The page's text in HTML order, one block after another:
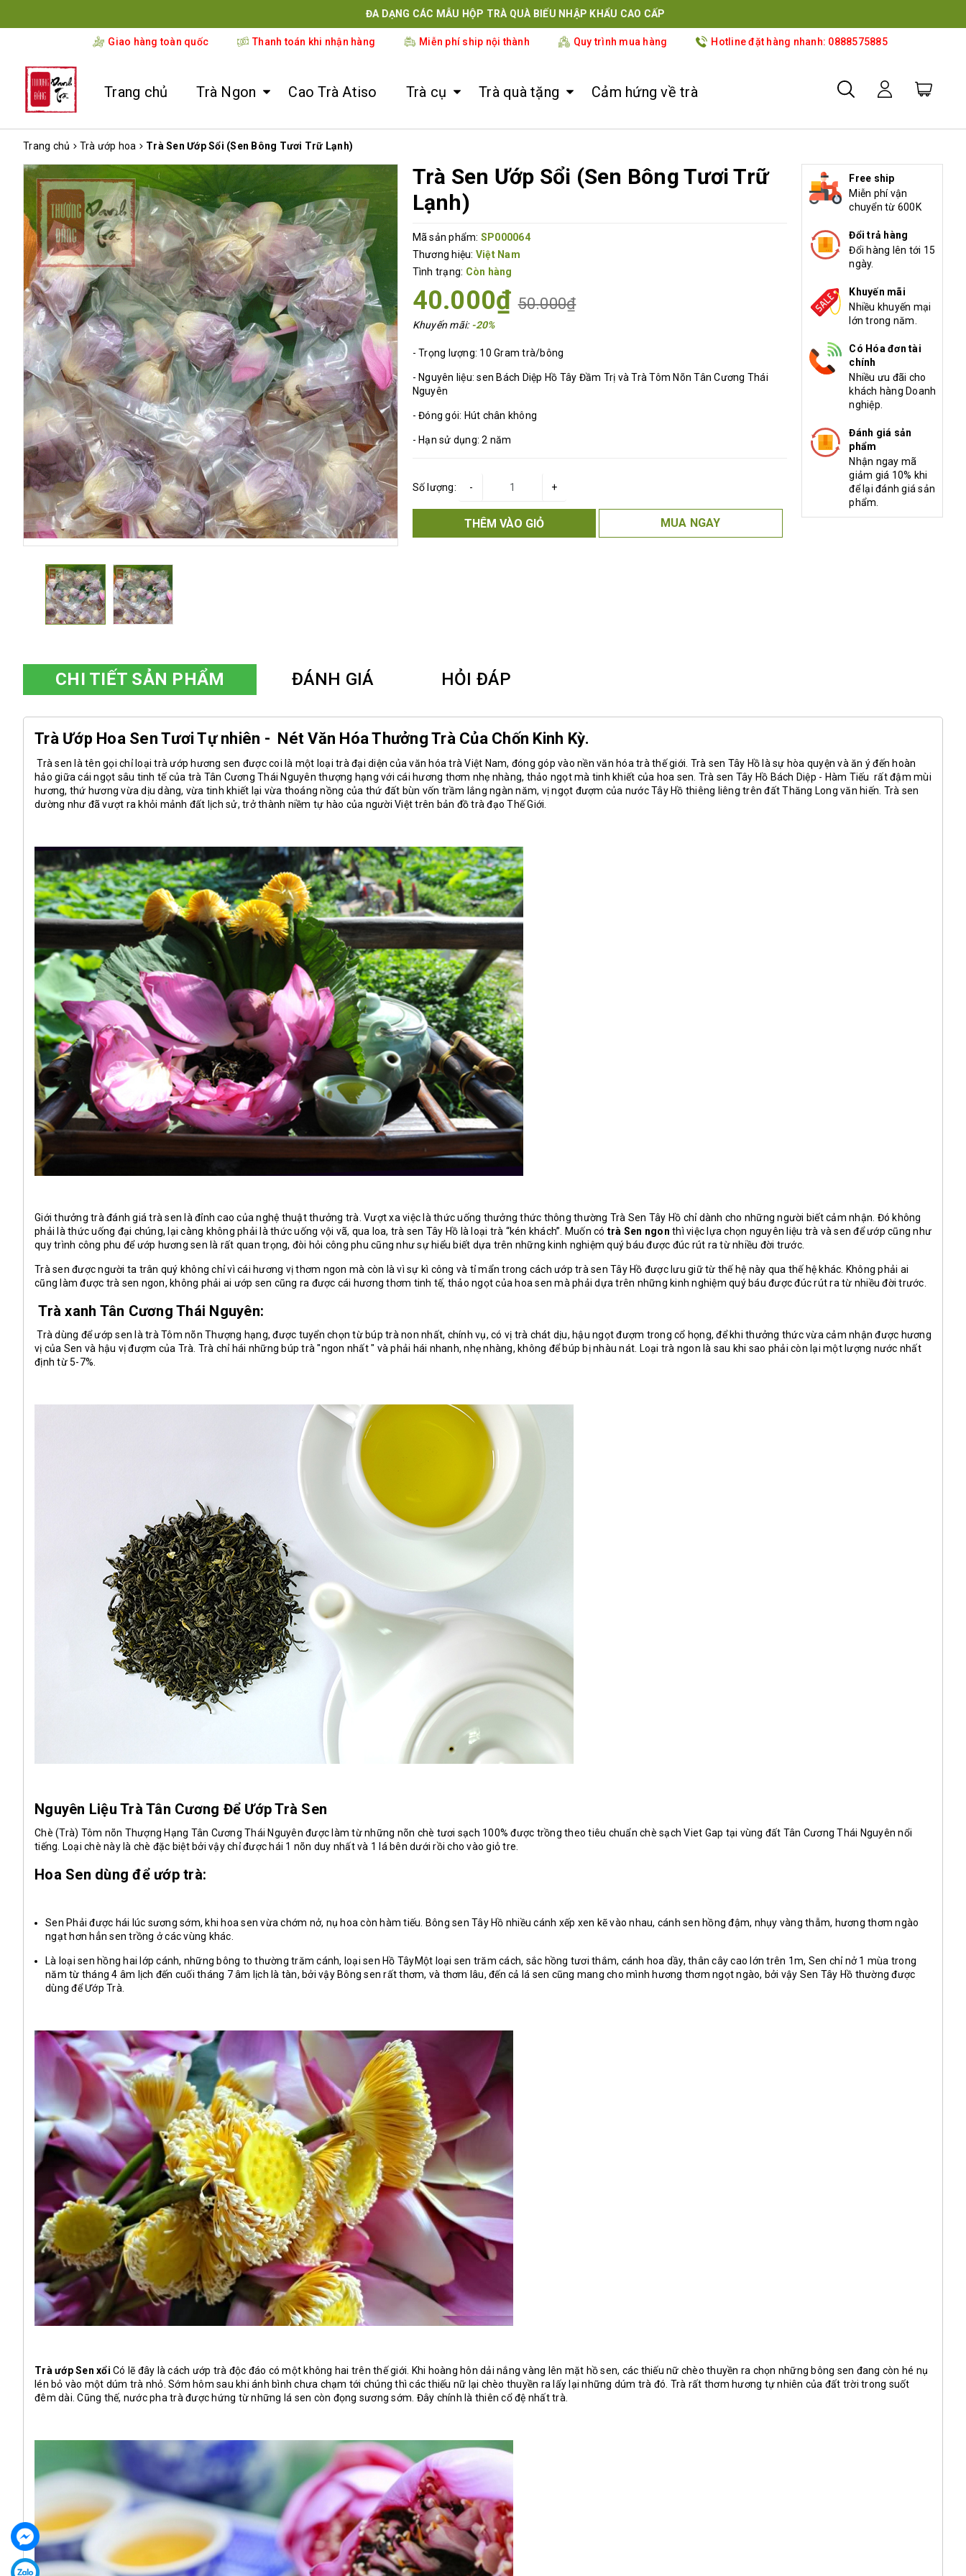
ĐA DẠNG CÁC MẪU HỘP TRÀ QUÀ BIẾU NHẬP KHẨU CAO CẤP
Giao hàng toàn quốc Thanh toán khi nhận hàng Miễn phí ship nội thành Quy trình mua hàng Hotline đặt hàng nhanh: 0888575885
Trang chủ Trà Ngon Cao Trà Atiso Trà cụ Trà quà tặng Cảm hứng về trà
Trang chủ Trà ướp hoa Trà Sen Ướp Sổi (Sen Bông Tươi Trữ Lạnh)
Trà Sen Ướp Sổi (Sen Bông Tươi Trữ
Lạnh)
Mã sản phẩm: SP000064
Thương hiệu: Việt Nam
Tình trạng: Còn hàng
40.000₫ 50.000₫
Khuyến mãi: -20%
- Trọng lượng: 10 Gram trà/bông
- Nguyên liệu: sen Bách Diệp Hồ Tây Đầm Trị và Trà Tôm Nõn Tân Cương Thái
Nguyên
- Đóng gói: Hút chân không
- Hạn sử dụng: 2 năm
Số lượng: +
-
THÊM VÀO GIỎ MUA NGAY
Free ship
Miễn phí vận
chuyển từ 600K
Đổi trả hàng
Đổi hàng lên tới 15
ngày.
Khuyến mãi
Nhiều khuyến mại
lớn trong năm.
Có Hóa đơn tài
chính
Nhiều ưu đãi cho
khách hàng Doanh
nghiệp.
Đánh giá sản
phẩm
Nhận ngay mã
giảm giá 10% khi
để lại đánh giá sản
phẩm.
CHI TIẾT SẢN PHẨM ĐÁNH GIÁ HỎI ĐÁP
Trà Ướp Hoa Sen Tươi Tự nhiên - Nét Văn Hóa Thưởng Trà Của Chốn Kinh Kỳ.
Trà sen là tên gọi chỉ loại trà ướp hương sen được coi là một loại trà đại diện của văn hóa trà Việt Nam, đóng góp vào nền văn hóa trà thế giới. Trà sen Tây Hồ là sự hòa quyện và ăn ý đến hoàn
hảo giữa cái ngọt sâu tinh tế của trà Tân Cương Thái Nguyên thượng hạng với cái hương thơm nhẹ nhàng, thảo ngọt mà tinh khiết của hoa sen. Trà sen Tây Hồ Bách Diệp - Hàm Tiếu rất đậm mùi
hương, thứ hương vừa dịu dàng, vừa tinh khiết lại vừa thoáng nồng của thứ đất bùn vốn trầm lắng ngàn năm, vị ngọt đượm của nước Tây Hồ thiêng liêng trên đất Thăng Long văn hiến. Trà sen
dường như đã vượt ra khỏi mảnh đất lịch sử, trở thành niềm tự hào của người Việt trên bản đồ trà đạo Thế Giới.
Giới thưởng trà đánh giá trà sen là đỉnh cao của nghệ thuật thưởng trà. Vượt xa việc là thức uống thưởng thức thông thường Trà Sen Tây Hồ chỉ dành cho những người biết cảm nhận. Đó không
phải là thức uống đại chúng, lại càng không phải là thức uống vội vã, qua loa, trà sen Tây Hồ là loại trà “kén khách”. Muốn có trà Sen ngon thì việc lựa chọn nguyên liệu trà và sen để ướp cũng như
quy trình công phu để ướp hương sen là rất quan trọng, đòi hỏi công phu cũng như sự hiểu biết dựa trên những kinh nghiệm quý báu được đúc rút ra từ nhiều đời trước.
Trà sen được người ta trân quý không chỉ vì cái hương vị thơm ngon mà còn là vì sự kì công và tỉ mẩn trong cách ướp trà sen Tây Hồ được lưu giữ từ thế hệ này qua thế hệ khác. Không phải ai
cũng làm được trà sen ngon, không phải ai ướp sen cũng ra được cái hương thơm tinh tế, thảo ngọt của hoa sen mà phải dựa trên những kinh nghiệm quý báu được đúc rút ra từ nhiều đời trước.
Trà xanh Tân Cương Thái Nguyên:
Trà dùng để ướp sen là trà Tôm nõn Thượng hạng, được tuyển chọn từ búp trà non nhất, chính vụ, có vị trà chát dịu, hậu ngọt đượm trong cổ họng, để khi thưởng thức vừa cảm nhận được hương
vị của Sen và hậu vị đượm của Trà. Trà chỉ hái những búp trà "ngon nhất " và phải hái nhanh, nhẹ nhàng, không để búp bị nhàu nát. Loại trà ngon là sau khi sao phải còn lại một lượng nước nhất
định từ 5-7%.
Nguyên Liệu Trà Tân Cương Để Ướp Trà Sen
Chè (Trà) Tôm nõn Thượng Hạng Tân Cương Thái Nguyên được làm từ những nõn chè tươi sạch 100% được trồng theo tiêu chuẩn chè sạch Viet Gap tại vùng đất Tân Cương Thái Nguyên nổi
tiếng. Loại chè này là chè đặc biệt bởi vậy chỉ được hái 1 nõn duy nhất và 1 lá bên dưới rồi cho vào giỏ tre.
Hoa Sen dùng để ướp trà:
Sen Phải được hái lúc sương sớm, khi hoa sen vừa chớm nở, nụ hoa còn hàm tiếu. Bông sen Tây Hồ nhiều cánh xếp xen kẽ vào nhau, cánh sen hồng đậm, nhụy vàng thẫm, hương thơm ngào
ngạt hơn hẳn sen trồng ở các vùng khác.
Là loại sen hồng hai lớp cánh, những bông to thường trăm cánh, loại sen Hồ TâyMột loại sen trăm cách, sắc hồng tươi thắm, cánh hoa dầy, thân cây cao lớn trên 1m, Sen chỉ nở 1 mùa trong
năm từ tháng 4 âm lịch đến cuối tháng 7 âm lịch là tàn, bởi vậy Bông sen rất thơm, và thơm lâu, đến cả lá sen cũng mang cho mình hương thơm ngọt ngào, bởi vậy Sen Tây Hồ thường được
dùng để Ướp Trà.
Trà ướp Sen xổi Có lẽ đây là cách ướp trà độc đáo có một không hai trên thế giới. Khi hoàng hôn dải nắng vàng lên mặt hồ sen, các thiếu nữ chèo thuyền ra chọn những bông sen đang còn hé nụ
lén bỏ vào một dúm trà nhỏ. Sớm hôm sau khi ánh bình chưa chạm tới chúng thì các thiếu nữ lại chèo thuyền ra lấy lại những dúm trà đó. Trà rất thơm hương tự nhiên của đất trời trong suốt
đêm dài. Cũng thế, nước pha trà được hứng từ những lá sen còn đọng sương sớm. Đây chính là thiên cổ đệ nhất trà.